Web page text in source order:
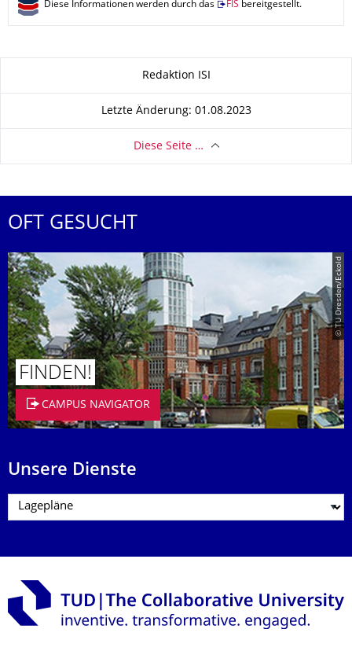
Diese Informationen werden durch das FIS bereitgestellt.
Redaktion ISI
Letzte Änderung: 01.08.2023
Diese Seite …
OFT GESUCHT
© TU Dresden/Eckold
FINDEN!
CAMPUS NAVIGATOR
Unsere Dienste